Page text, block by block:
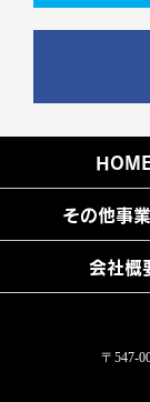
その他事
会社概
〒547-